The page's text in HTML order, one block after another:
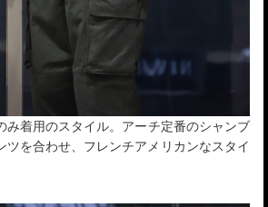
み着用のスタイル。アーチ定番のシャンブ
ツを合わせ、フレンチアメリカンなスタイ